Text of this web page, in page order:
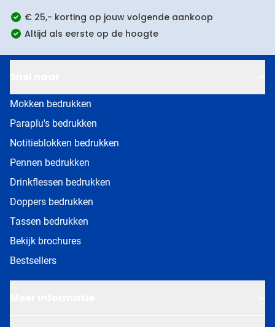
€ 25,- korting op jouw volgende aankoop
Altijd als eerste op de hoogte
Mokken bedrukken
Paraplu's bedrukken
Notitieblokken bedrukken
Pennen bedrukken
Drinkflessen bedrukken
Doppers bedrukken
Tassen bedrukken
Bekijk brochures
Bestsellers